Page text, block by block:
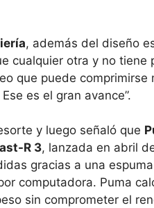
, además del diseño
cualquier otra y no tiene
que puede comprimirse
es el gran avance”.
y luego señaló que
R 3, lanzada en abril
gracias a una
computadora. Puma
sin comprometer el